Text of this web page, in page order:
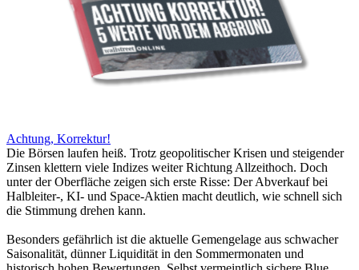
Achtung, Korrektur!
Die Börsen laufen heiß. Trotz geopolitischer Krisen und steigender
Zinsen klettern viele Indizes weiter Richtung Allzeithoch. Doch
unter der Oberfläche zeigen sich erste Risse: Der Abverkauf bei
Halbleiter-, KI- und Space-Aktien macht deutlich, wie schnell sich
die Stimmung drehen kann.
Besonders gefährlich ist die aktuelle Gemengelage aus schwacher
Saisonalität, dünner Liquidität in den Sommermonaten und